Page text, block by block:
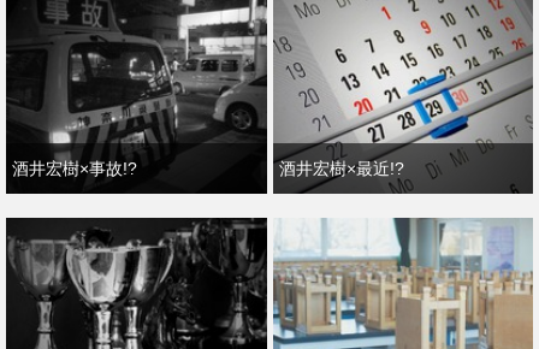
酒井宏樹×事故!? 酒井宏樹×最近!?